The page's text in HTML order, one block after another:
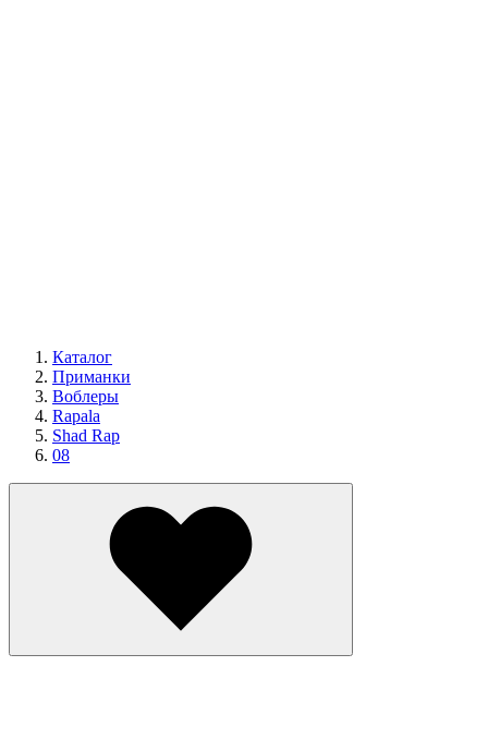
Каталог
Приманки
Воблеры
Rapala
Shad Rap
08